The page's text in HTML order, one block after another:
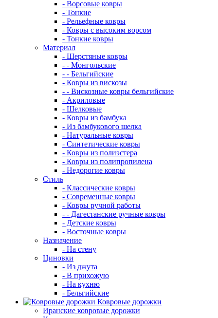
- Ворсовые ковры
- Тонкие
- Рельефные ковры
- Ковры с высоким ворсом
- Тонкие ковры
Материал
- Шерстяные ковры
- - Монгольские
- - Бельгийские
- Ковры из вискозы
- - Вискозные ковры бельгийские
- Акриловые
- Шелковые
- Ковры из бамбука
- Из бамбукового шелка
- Натуральные ковры
- Синтетические ковры
- Ковры из полиэстера
- Ковры из полипропилена
- Недорогие ковры
Стиль
- Классические ковры
- Современные ковры
- Ковры ручной работы
- - Дагестанские ручные ковры
- Детские ковры
- Восточные ковры
Назначение
- На стену
Циновки
- Из джута
- В прихожую
- На кухню
- Бельгийские
Ковровые дорожки
Иранские ковровые дорожки